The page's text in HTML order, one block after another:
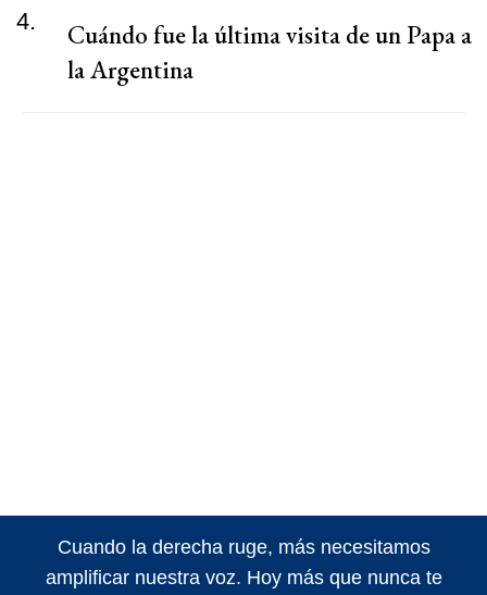
4.
Cuándo fue la última visita de un Papa a
la Argentina
Cuando la derecha ruge, más necesitamos
amplificar nuestra voz. Hoy más que nunca te